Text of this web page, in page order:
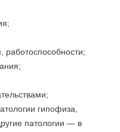
гипофиза,
патологии — в